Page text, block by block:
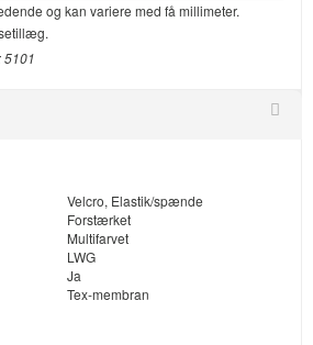
og kan variere med få millimeter.
5101
Velcro, Elastik/spænde
Forstærket
Multifarvet
LWG
Ja
Tex-membran